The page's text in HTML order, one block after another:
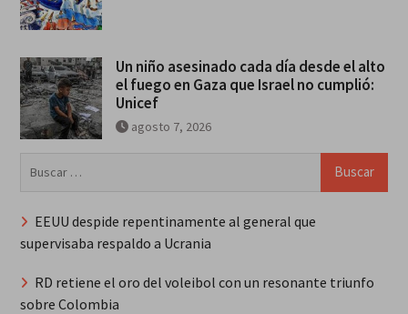
Un niño asesinado cada día desde el alto
el fuego en Gaza que Israel no cumplió:
Unicef
agosto 7, 2026
EEUU despide repentinamente al general que
supervisaba respaldo a Ucrania
RD retiene el oro del voleibol con un resonante triunfo
sobre Colombia